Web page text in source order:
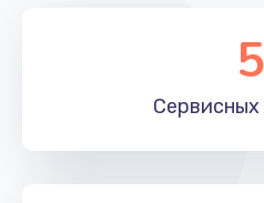
5
Сервисных